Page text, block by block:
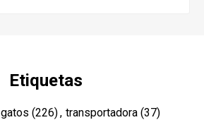
Etiquetas
gatos (226), transportadora (37)